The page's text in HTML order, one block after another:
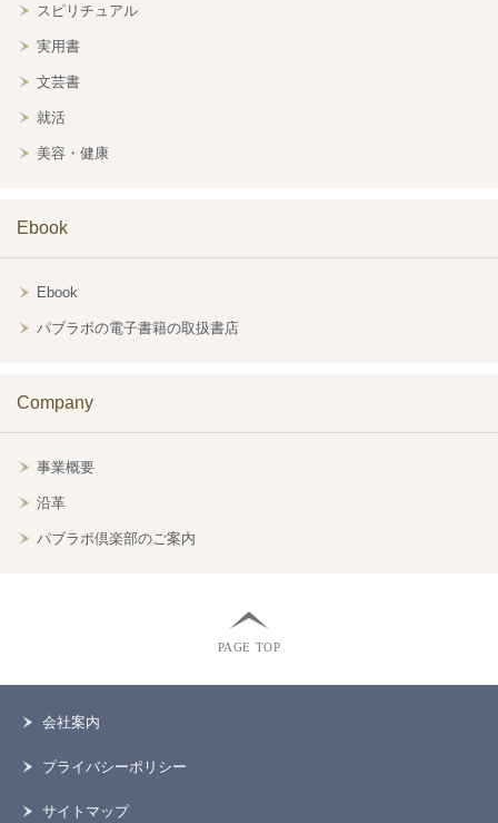
スピリチュアル
実用書
文芸書
就活
美容・健康
Ebook
Ebook
パブラボの電子書籍の取扱書店
Company
事業概要
沿革
パブラボ倶楽部のご案内
PAGE TOP
会社案内
プライバシーポリシー
サイトマップ